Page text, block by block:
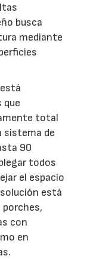
busca
mediante
que
total
sistema de
90
todos
el espacio
está
porches,
con
en